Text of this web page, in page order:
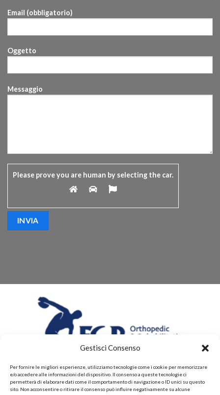
Gestisci Consenso
Per fornire le migliori esperienze, utilizziamo tecnologie come i cookie per memorizzare
e/o accedere alle informazioni del dispositivo. Il consenso a queste tecnologie ci
permetterà di elaborare dati come il comportamento di navigazione o ID unici su questo
sito. Non acconsentire o ritirare il consenso può influire negativamente su alcune
Email (obbligatorio)
Oggetto
Messaggio
Please prove you are human by selecting the car.